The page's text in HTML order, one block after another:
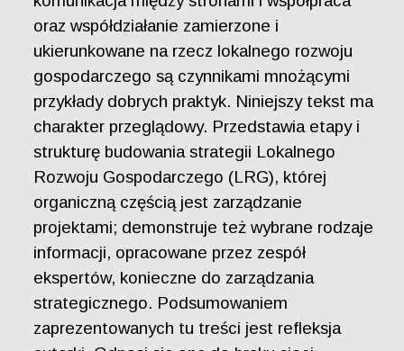
oraz współdziałanie zamierzone i
ukierunkowane na rzecz lokalnego rozwoju
gospodarczego są czynnikami mnożącymi
przykłady dobrych praktyk. Niniejszy tekst ma
charakter przeglądowy. Przedstawia etapy i
strukturę budowania strategii Lokalnego
Rozwoju Gospodarczego (LRG), której
organiczną częścią jest zarządzanie
projektami; demonstruje też wybrane rodzaje
informacji, opracowane przez zespół
ekspertów, konieczne do zarządzania
strategicznego. Podsumowaniem
zaprezentowanych tu treści jest refleksja